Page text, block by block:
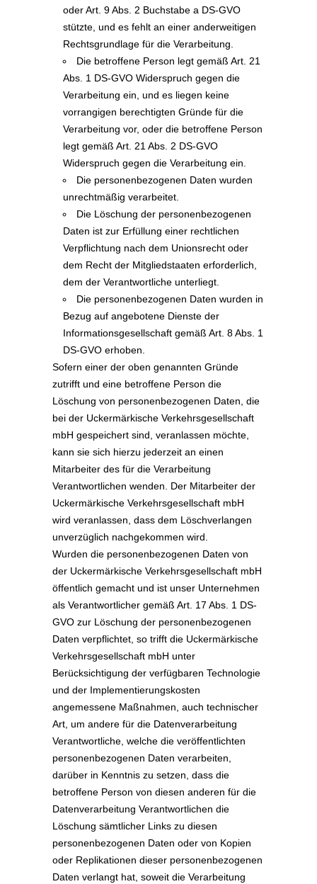
oder Art. 9 Abs. 2 Buchstabe a DS-GVO
stützte, und es fehlt an einer anderweitigen
Rechtsgrundlage für die Verarbeitung.
Die betroffene Person legt gemäß Art. 21
Abs. 1 DS-GVO Widerspruch gegen die
Verarbeitung ein, und es liegen keine
vorrangigen berechtigten Gründe für die
Verarbeitung vor, oder die betroffene Person
legt gemäß Art. 21 Abs. 2 DS-GVO
Widerspruch gegen die Verarbeitung ein.
Die personenbezogenen Daten wurden
unrechtmäßig verarbeitet.
Die Löschung der personenbezogenen
Daten ist zur Erfüllung einer rechtlichen
Verpflichtung nach dem Unionsrecht oder
dem Recht der Mitgliedstaaten erforderlich,
dem der Verantwortliche unterliegt.
Die personenbezogenen Daten wurden in
Bezug auf angebotene Dienste der
Informationsgesellschaft gemäß Art. 8 Abs. 1
DS-GVO erhoben.
Sofern einer der oben genannten Gründe
zutrifft und eine betroffene Person die
Löschung von personenbezogenen Daten, die
bei der Uckermärkische Verkehrsgesellschaft
mbH gespeichert sind, veranlassen möchte,
kann sie sich hierzu jederzeit an einen
Mitarbeiter des für die Verarbeitung
Verantwortlichen wenden. Der Mitarbeiter der
Uckermärkische Verkehrsgesellschaft mbH
wird veranlassen, dass dem Löschverlangen
unverzüglich nachgekommen wird.
Wurden die personenbezogenen Daten von
der Uckermärkische Verkehrsgesellschaft mbH
öffentlich gemacht und ist unser Unternehmen
als Verantwortlicher gemäß Art. 17 Abs. 1 DS-
GVO zur Löschung der personenbezogenen
Daten verpflichtet, so trifft die Uckermärkische
Verkehrsgesellschaft mbH unter
Berücksichtigung der verfügbaren Technologie
und der Implementierungskosten
angemessene Maßnahmen, auch technischer
Art, um andere für die Datenverarbeitung
Verantwortliche, welche die veröffentlichten
personenbezogenen Daten verarbeiten,
darüber in Kenntnis zu setzen, dass die
betroffene Person von diesen anderen für die
Datenverarbeitung Verantwortlichen die
Löschung sämtlicher Links zu diesen
personenbezogenen Daten oder von Kopien
oder Replikationen dieser personenbezogenen
Daten verlangt hat, soweit die Verarbeitung